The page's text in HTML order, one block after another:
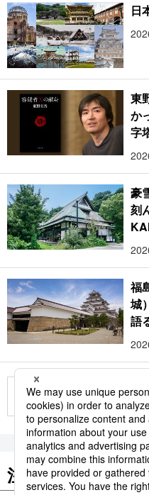
日
東
か
字
豪
刻
福
城
語
もっ
注目のキーワード